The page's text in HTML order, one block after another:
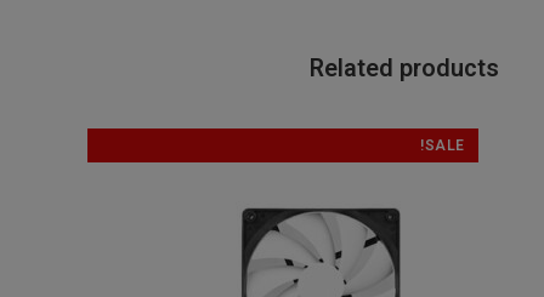
Related products
SALE!